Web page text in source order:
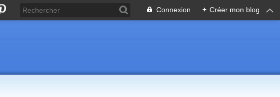
Connexion + Créer mon blog